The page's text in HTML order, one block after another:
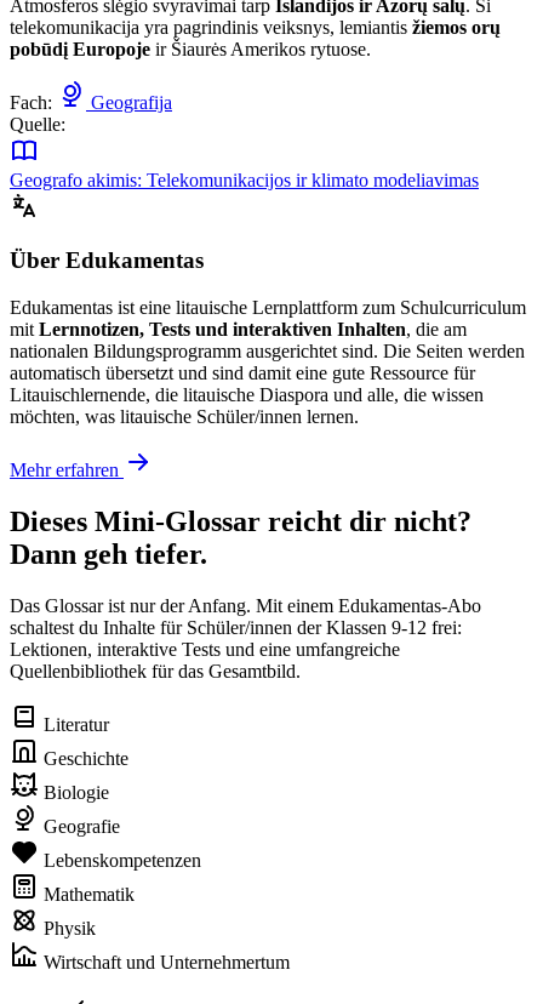
Atmosferos slėgio svyravimai tarp Islandijos ir Azorų salų. Ši
telekomunikacija yra pagrindinis veiksnys, lemiantis žiemos orų
pobūdį Europoje ir Šiaurės Amerikos rytuose.
Fach:
Geografija
Quelle:
Geografo akimis: Telekomunikacijos ir klimato modeliavimas
Über Edukamentas
Edukamentas ist eine litauische Lernplattform zum Schulcurriculum
mit Lernnotizen, Tests und interaktiven Inhalten, die am
nationalen Bildungsprogramm ausgerichtet sind. Die Seiten werden
automatisch übersetzt und sind damit eine gute Ressource für
Litauischlernende, die litauische Diaspora und alle, die wissen
möchten, was litauische Schüler/innen lernen.
Mehr erfahren
Dieses Mini-Glossar reicht dir nicht?
Dann geh tiefer.
Das Glossar ist nur der Anfang. Mit einem Edukamentas-Abo
schaltest du Inhalte für Schüler/innen der Klassen 9-12 frei:
Lektionen, interaktive Tests und eine umfangreiche
Quellenbibliothek für das Gesamtbild.
Literatur
Geschichte
Biologie
Geografie
Lebenskompetenzen
Mathematik
Physik
Wirtschaft und Unternehmertum